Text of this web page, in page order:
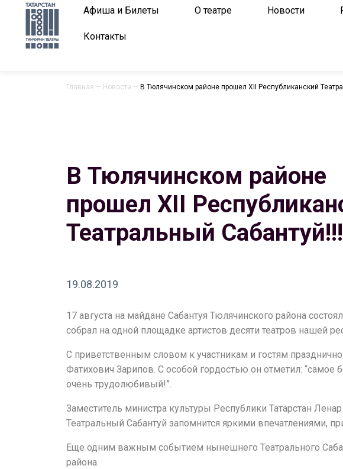
Афиша и Билеты О театре Новости
Контакты
Главная — Новости — В Тюлячинском районе прошел XII Республиканский
В Тюлячинском районе
прошел XII
Театральный Сабантуй!!!
19.08.2019
17 августа на майдане Сабантуя Тюлячинского района
собрал на одной площадке артистов десяти театров нашей
С приветственным словом к участникам и гостям
Фатихович Зарипов. С особой гордостью он отметил: “самое
очень трудолюбивый!”.
Заместитель министра культуры Республики Татарстан
Театральный Сабантуй запомнится яркими впечатлениями,
Еще одним важным событием нынешнего Театрального
района.